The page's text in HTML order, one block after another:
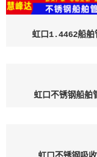
虹口1.4462船舶
虹口不锈钢船舶